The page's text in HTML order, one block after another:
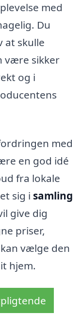
med
Du
at skulle
være sikker
og i
med
en god idé
fra lokale
sig i samling
give dig
priser,
vælge den
hjem.